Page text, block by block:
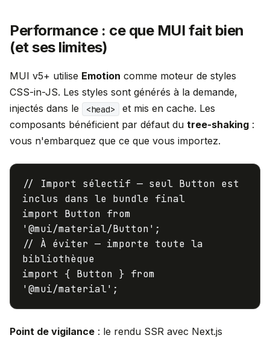
Performance : ce que MUI fait bien
(et ses limites)
MUI v5+ utilise Emotion comme moteur de styles
CSS-in-JS. Les styles sont générés à la demande,
injectés dans le
<head>
et mis en cache. Les
composants bénéficient par défaut du tree-shaking :
vous n'embarquez que ce que vous importez.
// Import sélectif — seul Button est
inclus dans le bundle final
import
Button from
'@mui/material/Button'
// À éviter — importe toute la
bibliothèque
import { Button } from
'@mui/material'
Point de vigilance : le rendu SSR avec Next.js